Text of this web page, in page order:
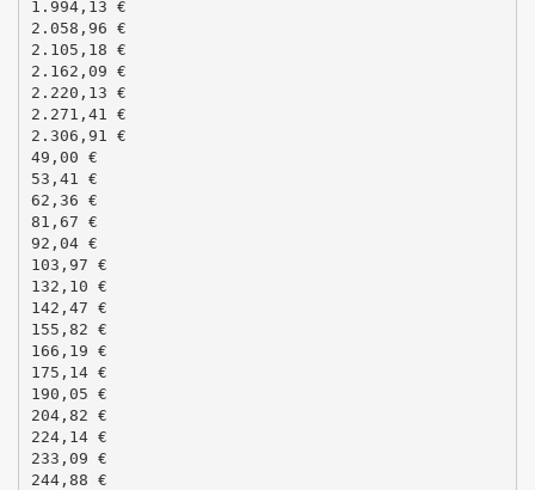
1.994,13 €
2.058,96 €
2.105,18 €
2.162,09 €
2.220,13 €
2.271,41 €
2.306,91 €
49,00 €
53,41 €
62,36 €
81,67 €
92,04 €
103,97 €
132,10 €
142,47 €
155,82 €
166,19 €
175,14 €
190,05 €
204,82 €
224,14 €
233,09 €
244,88 €